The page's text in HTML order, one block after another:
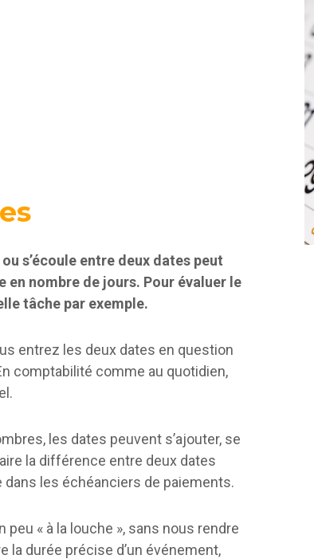
s’écoule entre deux dates peut
nombre de jours. Pour évaluer le
tâche par exemple.
entrez les deux dates en question
comptabilité comme au quotidien,
les dates peuvent s’ajouter, se
la différence entre deux dates
les échéanciers de paiements.
« à la louche », sans nous rendre
la durée précise d’un événement,